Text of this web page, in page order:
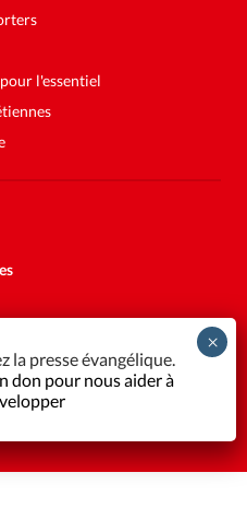
l'essentiel
la presse évangélique.
don pour nous aider à